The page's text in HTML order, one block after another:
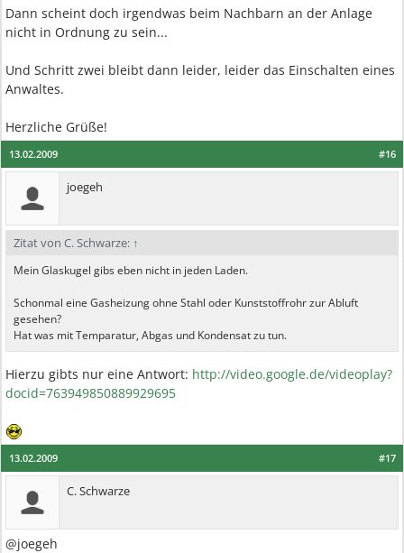
Dann scheint doch irgendwas beim Nachbarn an der Anlage
nicht in Ordnung zu sein...
Und Schritt zwei bleibt dann leider, leider das Einschalten eines
Anwaltes.
Herzliche Grüße!
#16
13.02.2009
joegeh
Zitat von C. Schwarze: ↑
Mein Glaskugel gibs eben nicht in jeden Laden.
Schonmal eine Gasheizung ohne Stahl oder Kunststoffrohr zur Abluft
gesehen?
Hat was mit Temparatur, Abgas und Kondensat zu tun.
Hierzu gibts nur eine Antwort: http://video.google.de/videoplay?
docid=763949850889929695
#17
13.02.2009
C. Schwarze
@joegeh